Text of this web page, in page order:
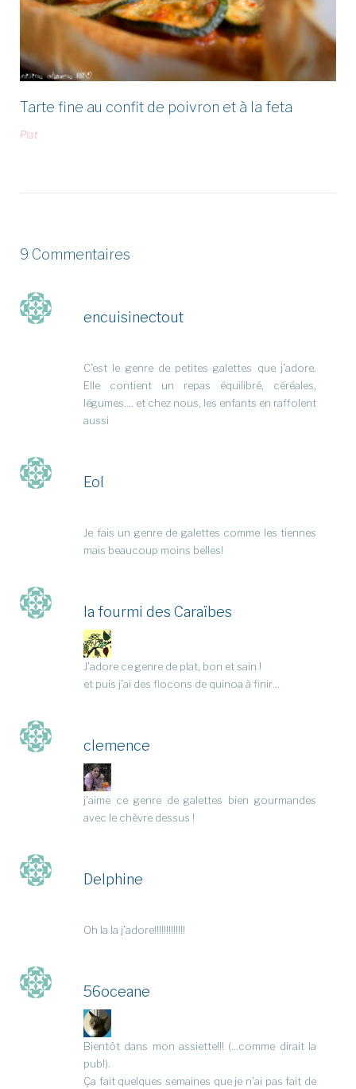
Tarte fine au confit de poivron et à la feta
Plat
9 Commentaires
encuisinectout
C’est le genre de petites galettes que j’adore.
Elle contient un repas équilibré, céréales,
légumes…. et chez nous, les enfants en raffolent
aussi
Eol
Je fais un genre de galettes comme les tiennes
mais beaucoup moins belles!
la fourmi des Caraïbes
J’adore ce genre de plat, bon et sain !
et puis j’ai des flocons de quinoa à finir…
clemence
j’aime ce genre de galettes bien gourmandes
avec le chèvre dessus !
Delphine
Oh la la j’adore!!!!!!!!!!!!!
56oceane
Bientôt dans mon assiette!!! (…comme dirait la
pub!).
Ça fait quelques semaines que je n’ai pas fait de